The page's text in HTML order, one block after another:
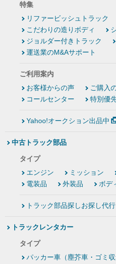
特集
リファービッシュトラック
こだわりの造りボディ
ジョルダー付きトラック
運送業のM&Aサポート
ご利用案内
お客様からの声
ご購入
コールセンター
特別優
Yahoo!オークション出品中
中古トラック部品
タイプ
エンジン
ミッション
電装品
外装品 ボデ
トラック部品探しお探し代行
トラックレンタカー
タイプ
パッカー車（塵芥車・ゴミ収